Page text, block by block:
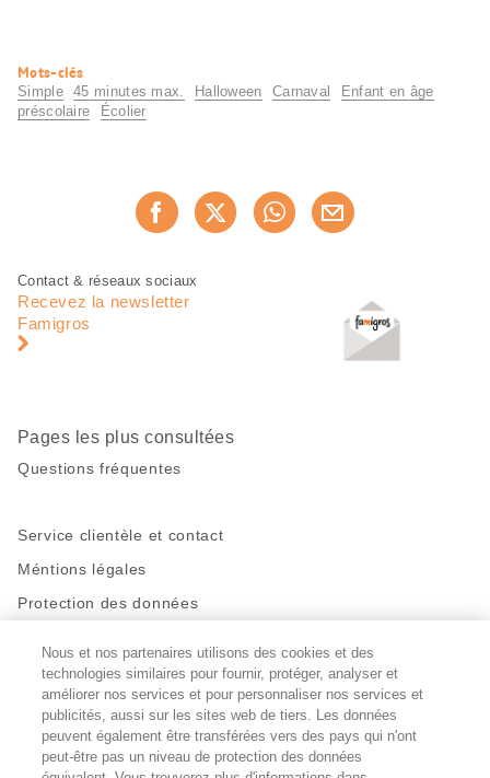
Informations
utiles
Mots-clés
Simple 45 minutes max. Halloween Carnaval
Enfant en âge
préscolaire
Écolier
Recommander maintenant
Pied
page
Navigation
pied
Contact & réseaux sociaux
Recevez la newsletter
Famigros
Pages les plus consultées
Questions fréquentes
Service clientèle et contact
Méntions légales
Protection des données
Restez en contact!
Facebook
http://twitter.com/migros
https://www.youtube.com/user/
PinterestInstagram
Paramètres des cookies
Nous et nos partenaires utilisons des cookies et des
technologies similaires pour fournir, protéger, analyser et
améliorer nos services et pour personnaliser nos services et
publicités, aussi sur les sites web de tiers. Les données
peuvent également être transférées vers des pays qui n'ont
peut-être pas un niveau de protection des données